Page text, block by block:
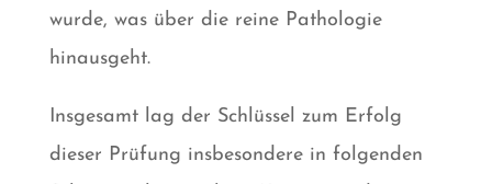
wurde, was über die reine Pathologie
hinausgeht.
Insgesamt lag der Schlüssel zum Erfolg
dieser Prüfung insbesondere in folgenden